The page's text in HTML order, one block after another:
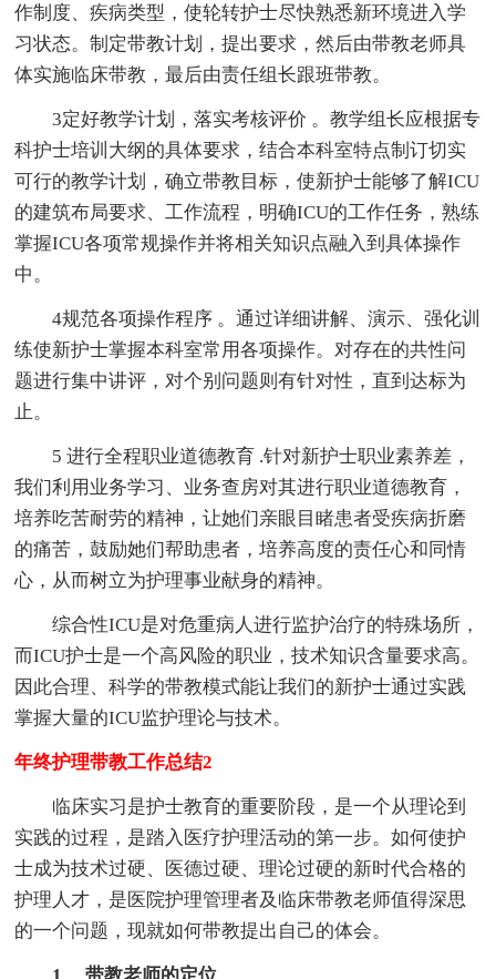
作制度、疾病类型，使轮转护士尽快熟悉新环境进入学
习状态。制定带教计划，提出要求，然后由带教老师具
体实施临床带教，最后由责任组长跟班带教。
3定好教学计划，落实考核评价 。教学组长应根据专
科护士培训大纲的具体要求，结合本科室特点制订切实
可行的教学计划，确立带教目标，使新护士能够了解ICU
的建筑布局要求、工作流程，明确ICU的工作任务，熟练
掌握ICU各项常规操作并将相关知识点融入到具体操作
中。
4规范各项操作程序 。通过详细讲解、演示、强化训
练使新护士掌握本科室常用各项操作。对存在的共性问
题进行集中讲评，对个别问题则有针对性，直到达标为
止。
5 进行全程职业道德教育 .针对新护士职业素养差，
我们利用业务学习、业务查房对其进行职业道德教育，
培养吃苦耐劳的精神，让她们亲眼目睹患者受疾病折磨
的痛苦，鼓励她们帮助患者，培养高度的责任心和同情
心，从而树立为护理事业献身的精神。
综合性ICU是对危重病人进行监护治疗的特殊场所，
而ICU护士是一个高风险的职业，技术知识含量要求高。
因此合理、科学的带教模式能让我们的新护士通过实践
掌握大量的ICU监护理论与技术。
年终护理带教工作总结2
临床实习是护士教育的重要阶段，是一个从理论到
实践的过程，是踏入医疗护理活动的第一步。如何使护
士成为技术过硬、医德过硬、理论过硬的新时代合格的
护理人才，是医院护理管理者及临床带教老师值得深思
的一个问题，现就如何带教提出自己的体会。